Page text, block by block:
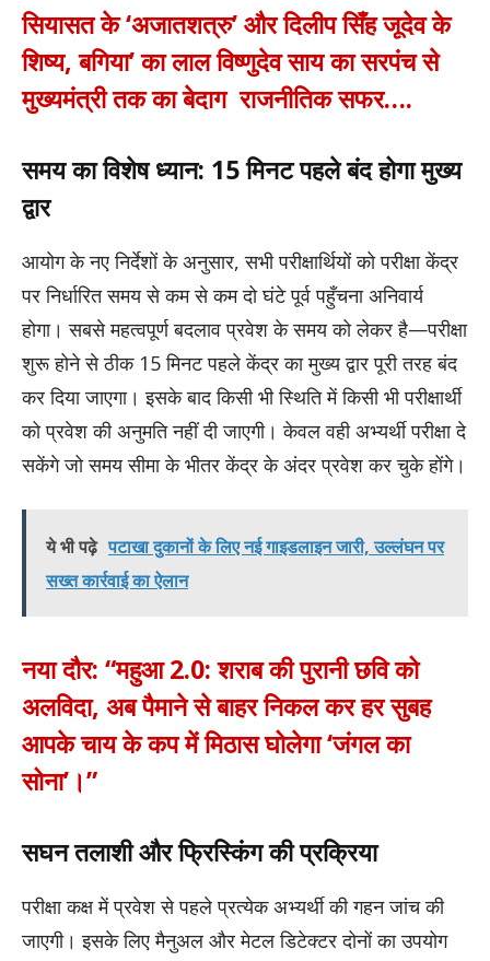
सियासत के ‘अजातशत्रु’ और दिलीप सिँह जूदेव के
शिष्य, बगिया’ का लाल विष्णुदेव साय का सरपंच से
मुख्यमंत्री तक का बेदाग राजनीतिक सफर….
समय का विशेष ध्यान: 15 मिनट पहले बंद होगा मुख्य
द्वार
आयोग के नए निर्देशों के अनुसार, सभी परीक्षार्थियों को परीक्षा केंद्र
पर निर्धारित समय से कम से कम दो घंटे पूर्व पहुँचना अनिवार्य
होगा। सबसे महत्वपूर्ण बदलाव प्रवेश के समय को लेकर है—परीक्षा
शुरू होने से ठीक 15 मिनट पहले केंद्र का मुख्य द्वार पूरी तरह बंद
कर दिया जाएगा। इसके बाद किसी भी स्थिति में किसी भी परीक्षार्थी
को प्रवेश की अनुमति नहीं दी जाएगी। केवल वही अभ्यर्थी परीक्षा दे
सकेंगे जो समय सीमा के भीतर केंद्र के अंदर प्रवेश कर चुके होंगे।
ये भी पढ़े पटाखा दुकानों के लिए नई गाइडलाइन जारी, उल्लंघन पर
सख्त कार्रवाई का ऐलान
नया दौर: “महुआ 2.0: शराब की पुरानी छवि को
अलविदा, अब पैमाने से बाहर निकल कर हर सुबह
आपके चाय के कप में मिठास घोलेगा ‘जंगल का
सोना’।”
सघन तलाशी और फ्रिस्किंग की प्रक्रिया
परीक्षा कक्ष में प्रवेश से पहले प्रत्येक अभ्यर्थी की गहन जांच की
जाएगी। इसके लिए मैनुअल और मेटल डिटेक्टर दोनों का उपयोग